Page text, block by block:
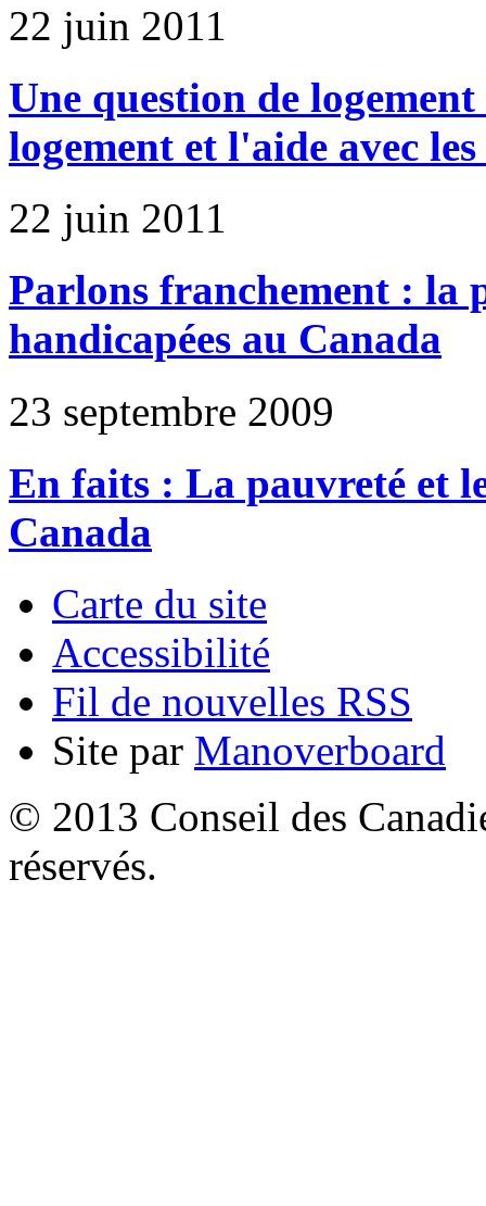
22 juin 2011
Une question de
logement et l'aide avec
22 juin 2011
Parlons franchement : la
handicapées au Canada
23 septembre 2009
En faits : La pauvreté et
Canada
Carte du site
Accessibilité
Fil de nouvelles RSS
Site par Manoverboard
© 2013 Conseil des
réservés.